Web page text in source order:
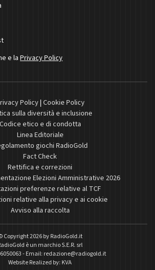
e la Privacy Policy
Policy| Cookie Policy
sulla diversità e inclusione
Codice etico e di condotta
Linea Editoriale
giochi RadioGold
Fact Check
Rettifica e correzioni
Elezioni Amministrative 2026
preferenze relative al TCF
relative alla privacy e ai cookie
Avviso alla raccolta
Copyright 2026 byRadioGold.it
è un marchio S.E.R. srl
- Email: redazione@radiogold.it
Website Realized by: KVA